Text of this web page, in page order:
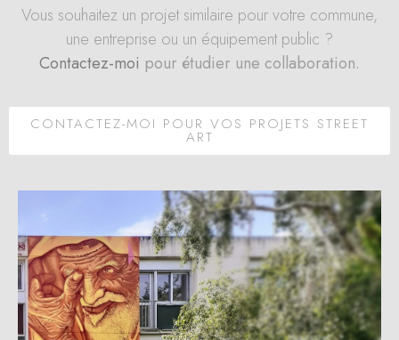
Vous souhaitez un projet similaire pour votre commune,
une entreprise ou un équipement public ?
Contactez-moi pour étudier une collaboration.
CONTACTEZ-MOI POUR VOS PROJETS STREET
ART